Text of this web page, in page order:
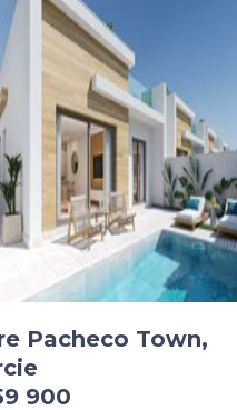
Pacheco Town,
900